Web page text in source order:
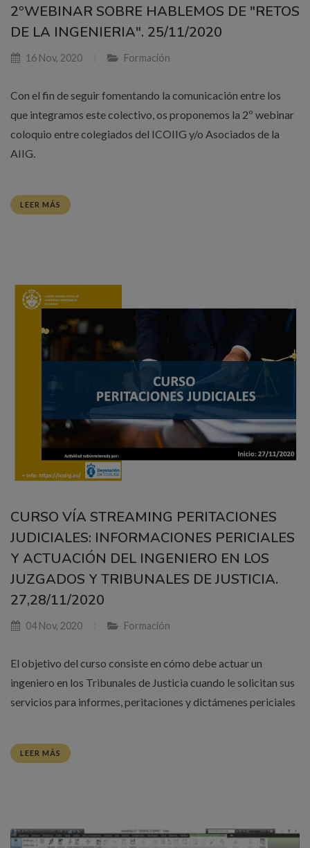
2ºWEBINAR SOBRE HABLEMOS DE "RETOS
DE LA INGENIERIA". 25/11/2020
16 Nov, 2020 Formación
Con el fin de seguir fomentando la comunicación entre los
que integramos este colectivo, os proponemos la 2º webinar
coloquio entre colegiados del ICOIIG y/o Asociados de la
AIIG.
LEER MÁS
CURSO VÍA STREAMING PERITACIONES
JUDICIALES: INFORMACIONES PERICIALES
Y ACTUACIÓN DEL INGENIERO EN LOS
JUZGADOS Y TRIBUNALES DE JUSTICIA.
27,28/11/2020
04 Nov, 2020 Formación
El objetivo del curso consiste en cómo debe actuar un
ingeniero en los Tribunales de Justicia cuando le solicitan sus
servicios para informes, peritaciones y dictámenes periciales
LEER MÁS